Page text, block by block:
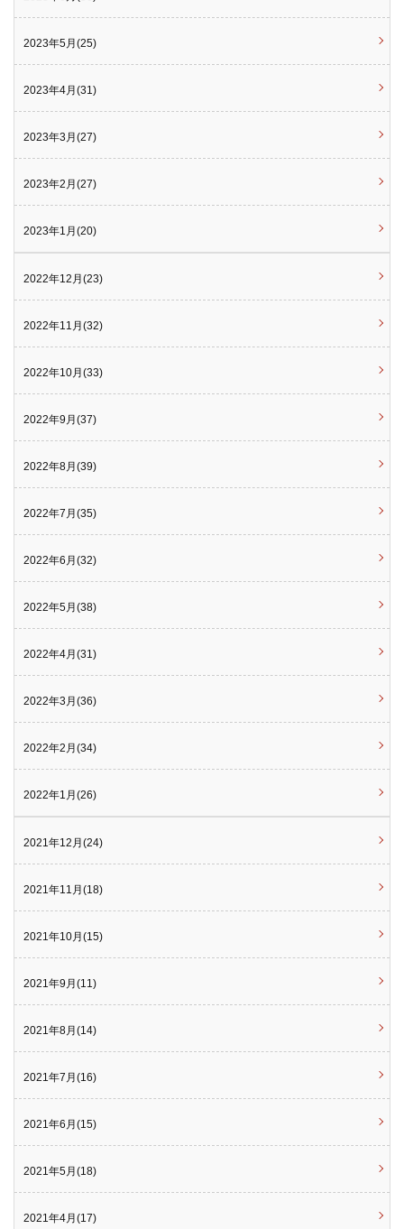
2023年5月(25)
2023年4月(31)
2023年3月(27)
2023年2月(27)
2023年1月(20)
2022年12月(23)
2022年11月(32)
2022年10月(33)
2022年9月(37)
2022年8月(39)
2022年7月(35)
2022年6月(32)
2022年5月(38)
2022年4月(31)
2022年3月(36)
2022年2月(34)
2022年1月(26)
2021年12月(24)
2021年11月(18)
2021年10月(15)
2021年9月(11)
2021年8月(14)
2021年7月(16)
2021年6月(15)
2021年5月(18)
2021年4月(17)